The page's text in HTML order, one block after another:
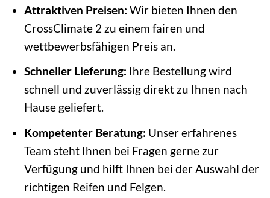
Attraktiven Preisen: Wir bieten Ihnen den
CrossClimate 2 zu einem fairen und
wettbewerbsfähigen Preis an.
Schneller Lieferung: Ihre Bestellung wird
schnell und zuverlässig direkt zu Ihnen nach
Hause geliefert.
Kompetenter Beratung: Unser erfahrenes
Team steht Ihnen bei Fragen gerne zur
Verfügung und hilft Ihnen bei der Auswahl der
richtigen Reifen und Felgen.